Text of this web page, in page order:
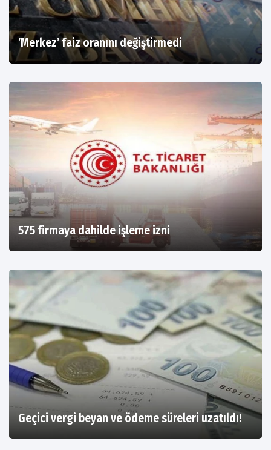
’Merkez’ faiz oranını değiştirmedi
575 firmaya dahilde işleme izni
Geçici vergi beyan ve ödeme süreleri uzatıldı!